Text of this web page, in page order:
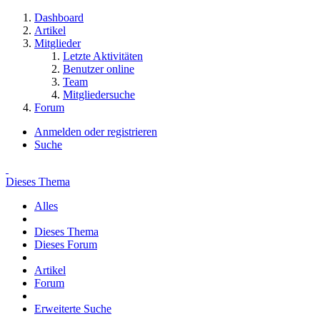
Dashboard
Artikel
Mitglieder
Letzte Aktivitäten
Benutzer online
Team
Mitgliedersuche
Forum
Anmelden oder registrieren
Suche
Dieses Thema
Alles
Dieses Thema
Dieses Forum
Artikel
Forum
Erweiterte Suche